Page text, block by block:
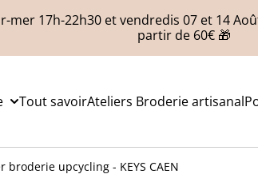
17h-22h30 et vendredis 07 et 14
partir de 60€ 🎁
Tout savoirAteliers Broderie artisanal
broderie upcycling - KEYS CAEN